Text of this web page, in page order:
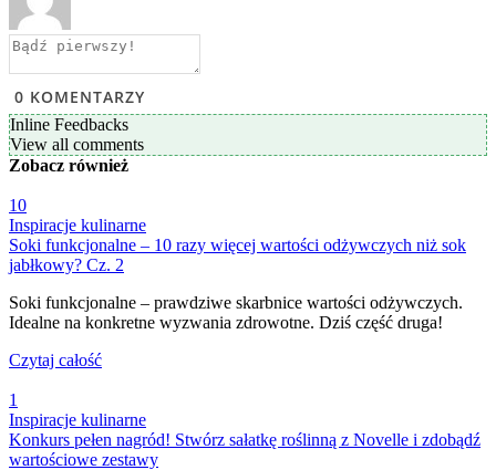
0 KOMENTARZY
Inline Feedbacks
View all comments
Zobacz również
10
Inspiracje kulinarne
Soki funkcjonalne – 10 razy więcej wartości odżywczych niż sok
jabłkowy? Cz. 2
Soki funkcjonalne – prawdziwe skarbnice wartości odżywczych.
Idealne na konkretne wyzwania zdrowotne. Dziś część druga!
Czytaj całość
1
Inspiracje kulinarne
Konkurs pełen nagród! Stwórz sałatkę roślinną z Novelle i zdobądź
wartościowe zestawy